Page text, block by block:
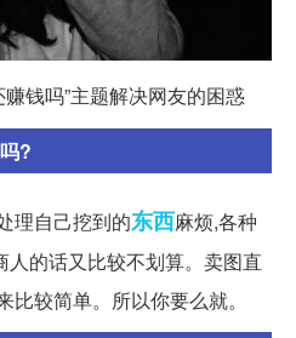
钱吗”主题解决网友的困惑
?
理自己挖到的东西麻烦,各种
的话又比较不划算。卖图直
较简单。所以你要么就。